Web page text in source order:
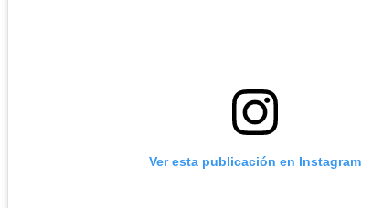
Ver esta publicación en Instagram